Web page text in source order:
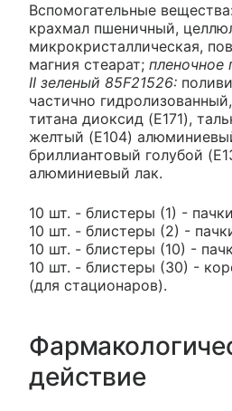
Вспомогательные
крахмал пшеничный,
микрокристаллическая,
магния стеарат; пленочное
II зеленый 85F21526:
частично
титана диоксид (E171),
желтый (E104)
бриллиантовый голубой
алюминиевый лак.
10 шт. - блистеры (1) -
10 шт. - блистеры (2) -
10 шт. - блистеры (10) -
10 шт. - блистеры (30) -
(для стационаров).
действие